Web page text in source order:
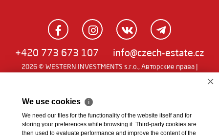
+420 773 673 107 info@czech-estate.cz
2026 © WESTERN INVESTMENTS s.r.o., Авторские права |
×
We use cookies ℹ
We need our files for the functionality of the website itself and for
storing your preferences while browsing it. Third-party cookies are
then used to evaluate performance and improve the content of the